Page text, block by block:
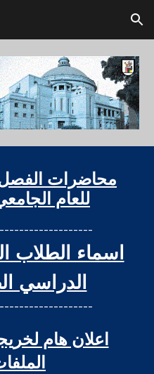
Skip to navigation
محاضرات
للعام الجامعي 2025-
اسماء الطلاب
الدراسي
اعلان هام
الملفات